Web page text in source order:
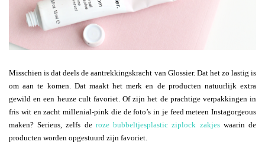
Misschien is dat deels de aantrekkingskracht van Glossier. Dat het zo lastig is
om aan te komen. Dat maakt het merk en de producten natuurlijk extra
gewild en een heuze cult favoriet. Of zijn het de prachtige verpakkingen in
fris wit en zacht millenial-pink die de foto’s in je feed meteen Instagorgeous
maken? Serieus, zelfs de roze bubbeltjesplastic ziplock zakjeswaarin de
producten worden opgestuurd zijn favoriet.